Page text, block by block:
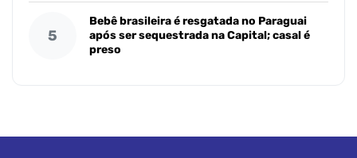
5
Bebê brasileira é resgatada no Paraguai
após ser sequestrada na Capital; casal é
preso